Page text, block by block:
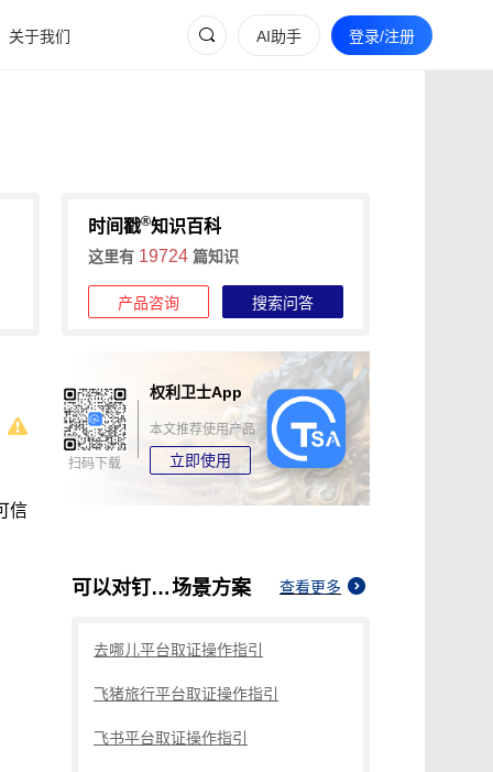
关于我们 AI助手 登录/注册
时间戳®知识百科
这里有 19724 篇知识
产品咨询 搜索问答
信
扫码下载
权利卫士App
本文推荐使用产品
立即使用
可以对钉钉手机录屏取证吗场景方案 查看更多
去哪儿平台取证操作指引
飞猪旅行平台取证操作指引
飞书平台取证操作指引